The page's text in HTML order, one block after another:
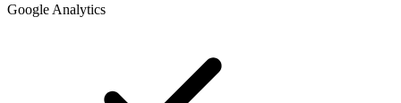
Google Analytics